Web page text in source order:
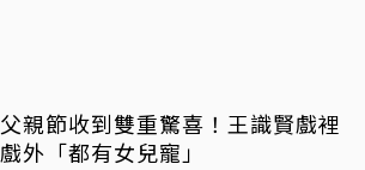
父親節收到雙重驚喜！王識賢戲裡
戲外「都有女兒寵」